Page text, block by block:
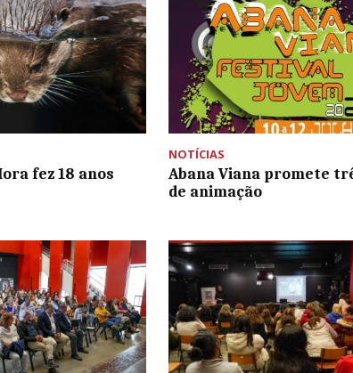
fez 18 anos
NOTÍCIAS
Abana Viana promete
de animação